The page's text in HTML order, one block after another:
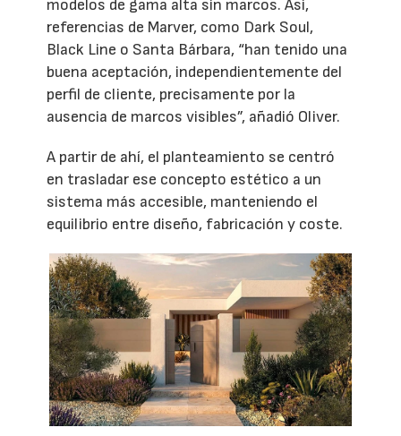
modelos de gama alta sin marcos. Así,
referencias de Marver, como Dark Soul,
Black Line o Santa Bárbara, “han tenido una
buena aceptación, independientemente del
perfil de cliente, precisamente por la
ausencia de marcos visibles”, añadió Oliver.
A partir de ahí, el planteamiento se centró
en trasladar ese concepto estético a un
sistema más accesible, manteniendo el
equilibrio entre diseño, fabricación y coste.